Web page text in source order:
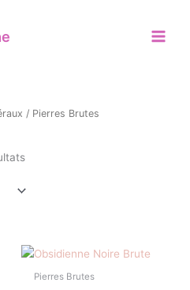
/ Pierres Brutes
Pierres Brutes